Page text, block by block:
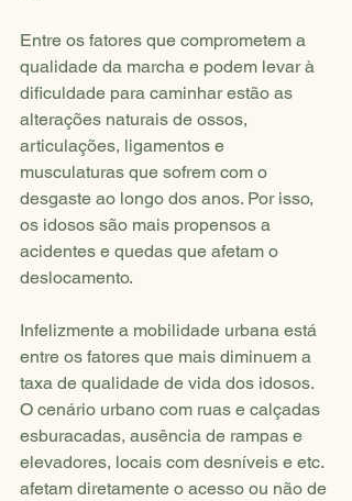
Entre os fatores que comprometem a
qualidade da marcha e podem levar à
dificuldade para caminhar estão as
alterações naturais de ossos,
articulações, ligamentos e
musculaturas que sofrem com o
desgaste ao longo dos anos. Por isso,
os idosos são mais propensos a
acidentes e quedas que afetam o
deslocamento.
Infelizmente a mobilidade urbana está
entre os fatores que mais diminuem a
taxa de qualidade de vida dos idosos.
O cenário urbano com ruas e calçadas
esburacadas, ausência de rampas e
elevadores, locais com desníveis e etc.
afetam diretamente o acesso ou não de